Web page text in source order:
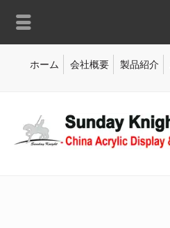
ホーム 会社概要 製品紹介